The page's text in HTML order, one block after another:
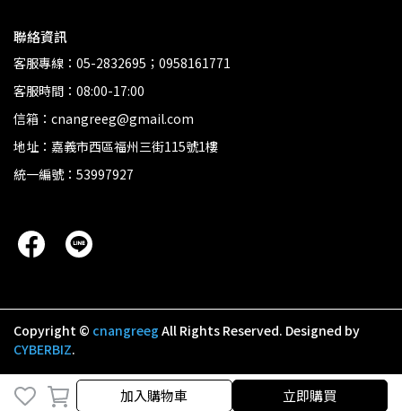
加入購物車 立即購買
聯絡資訊
客服專線：05-2832695；0958161771
客服時間：08:00-17:00
信箱：cnangreeg@gmail.com
地址：嘉義市西區福州三街115號1樓
統一編號：53997927
Copyright © cnangreeg All Rights Reserved. Designed by
CYBERBIZ.